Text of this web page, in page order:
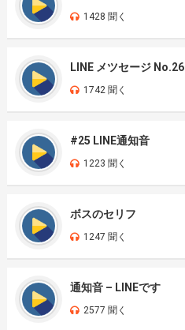
1428 聞く
LINE メツセージ No.26
1742 聞く
#25 LINE通知音
1223 聞く
ボスのセリフ
1247 聞く
通知音 – LINEです
2577 聞く